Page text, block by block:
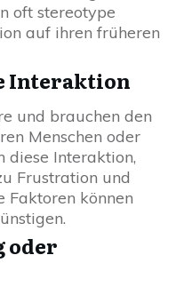
oft stereotype
auf ihren früheren
Interaktion
und brauchen den
Menschen oder
diese Interaktion,
Frustration und
Faktoren können
oder